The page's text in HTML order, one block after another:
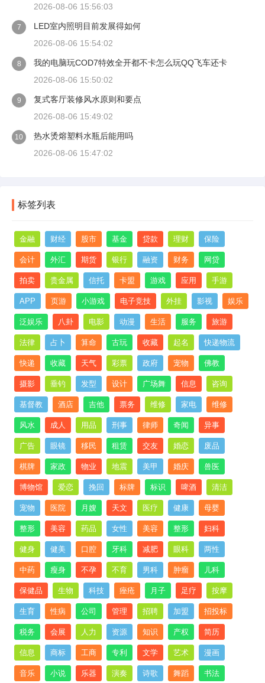
2026-08-06 15:56:03
7
LED室内照明目前发展得如何
2026-08-06 15:54:02
8
我的电脑玩COD7特效全开都不卡怎么玩QQ飞车还卡
2026-08-06 15:50:02
9
复式客厅装修风水原则和要点
2026-08-06 15:49:02
10
热水烫熔塑料水瓶后能用吗
2026-08-06 15:47:02
标签列表
金融 财经 股市 基金 贷款 理财 保险
会计 外汇 期货 银行 融资 财务 网贷
拍卖 贵金属 信托 卡盟 游戏 应用 手游
APP 页游 小游戏 电子竞技 外挂 影视 娱乐
泛娱乐 八卦 电影 动漫 生活 服务 旅游
法律 占卜 算命 古玩 收藏 起名 快递物流
快递 收藏 天气 彩票 政府 宠物 佛教
摄影 垂钓 发型 设计 广场舞 信息 咨询
基督教 酒店 吉他 票务 维修 家电 维修
风水 成人 用品 刑事 律师 奇闻 异事
广告 眼镜 移民 租赁 交友 婚恋 废品
棋牌 家政 物业 地震 美甲 婚庆 兽医
博物馆 爱恋 挽回 标牌 标识 啤酒 清洁
宠物 医院 月嫂 天文 医疗 健康 母婴
整形 美容 药品 女性 美容 整形 妇科
健身 健美 口腔 牙科 减肥 眼科 两性
中药 瘦身 不孕 不育 男科 肿瘤 儿科
保健品 生物 科技 痤疮 月子 足疗 按摩
生育 性病 公司 管理 招聘 加盟 招投标
税务 会展 人力 资源 知识 产权 简历
信息 商标 工商 专利 文学 艺术 漫画
音乐 小说 乐器 演奏 诗歌 舞蹈 书法